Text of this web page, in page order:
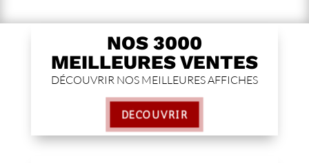
NOS 3000
MEILLEURES VENTES
DÉCOUVRIR NOS MEILLEURES AFFICHES
DÉCOUVRIR